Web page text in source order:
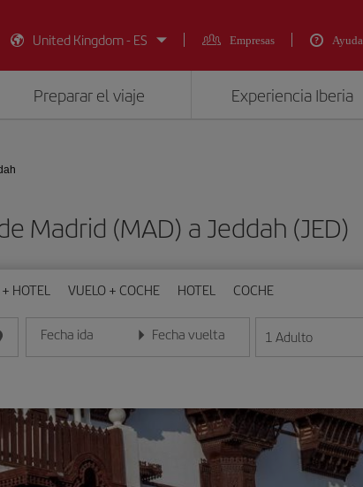
United Kingdom - ES
Empresas Ayuda
Preparar el viaje Experiencia Iberia
Madrid (MAD) a Jeddah (JED)
HOTEL VUELO + COCHE HOTEL COCHE
Fecha ida
Introduce la fecha en formato día/mes/año
Fecha vuelta
Introduce la fecha en formato día/mes/año
1 Adulto